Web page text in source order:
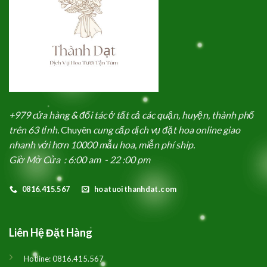
+979 cửa hàng & đối tác ở tất cả các quận, huyện, thành phố
trên 63 tỉnh.Chuyên cung cấp dịch vụ đặt hoa online giao
nhanh với hơn 10000 mẫu hoa, miễn phí ship.
Giờ Mở Cửa : 6:00 am - 22 :00 pm
0816.415.567 hoatuoithanhdat.com
Liên Hệ Đặt Hàng
Hotline:0816.415.567